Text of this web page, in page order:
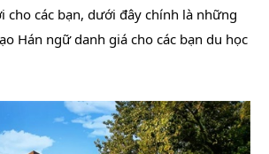
cho các bạn, dưới đây chính là những
Hán ngữ danh giá cho các bạn du học